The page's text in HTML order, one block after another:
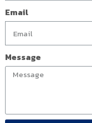
Email
Message